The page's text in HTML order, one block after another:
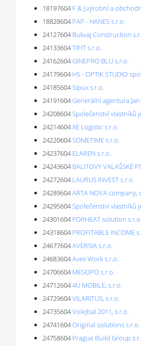
18197604 F & J,výrobní a
18828604 PAP - HANES s.r.o.
24127604 Bukvaj Construction
24133604TIFIT s.r.o.
24162604GINEPRO BLU s.r.o.
24179604 HS - OPTIK STUDIO
24185604Sipux s.r.o.
24191604Generální agentura Jan
24208604Společenství vlastníků
24214604XE Logistic s.r.o.
24220604SOMETIME s.r.o.
24237604 ELAREN s.r.o.
24243604 BALITOVY VALAŠSKÉ
24272604 LAURUS INVEST s.r.o.
24289604ARTA NOVA company,
24295604Společenství vlastníků
24301604 FORHEAT solution s.r.o.
24318604 PROFITABLE INCOME
24677604AVERSIA s.r.o.
24683604Avex Work s.r.o.
24706604 MESOPO s.r.o.
247126044U MOBILE, s.r.o.
24729604VILARITUS, s.r.o.
24735604Volejbal 2011, s.r.o.
24741604Original solutions s.r.o.
24758604 Prague Build Group